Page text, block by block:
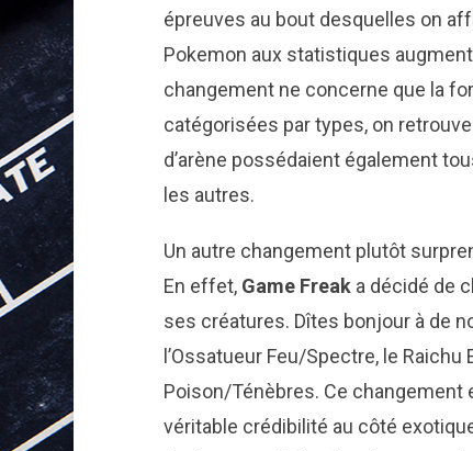
épreuves au bout desquelles on
Pokemon aux statistiques
changement ne concerne que la
catégorisées par types, on
d’arène possédaient également
les autres.
Un autre changement plutôt
En effet, Game Freaka décidé de
ses créatures. Dîtes bonjour à de
l’Ossatueur Feu/Spectre, le
Poison/Ténèbres. Ce changement
véritable crédibilité au côté